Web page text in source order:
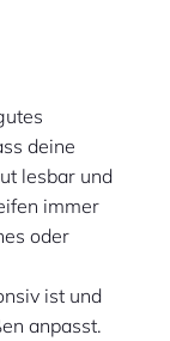
deine
lesbar und
immer
oder
ist und
anpasst.